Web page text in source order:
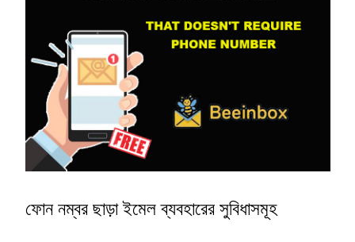
ফোন নম্বর ছাড়া ইমেল ব্যবহারের সুবিধাসমূহ